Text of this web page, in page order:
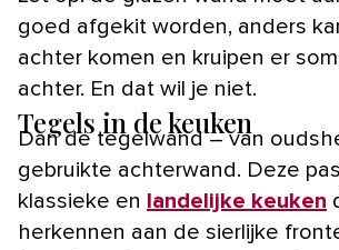
goed afgekit worden, anders
achter komen en kruipen er
achter. En dat wil je niet.
Tegels in de keuken
Dan de tegelwand – van
gebruikte achterwand. Deze
klassieke en landelijke keuken
herkennen aan de sierlijke